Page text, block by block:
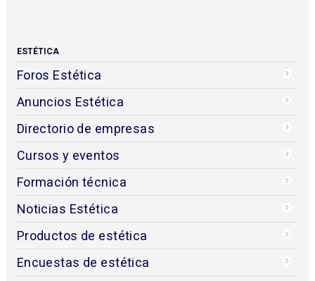
ESTÉTICA
Foros Estética
Anuncios Estética
Directorio de empresas
Cursos y eventos
Formación técnica
Noticias Estética
Productos de estética
Encuestas de estética